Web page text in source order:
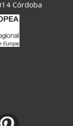
Córdoba